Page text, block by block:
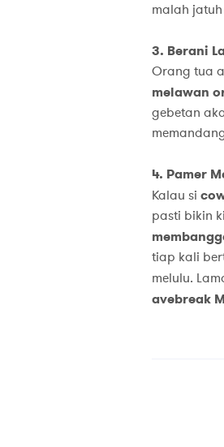
malah
3. Berani
Orang tua
melawan
gebetan
4. Pamer
Kalau si
pasti bikin
tiap kali
melulu.
avebreak